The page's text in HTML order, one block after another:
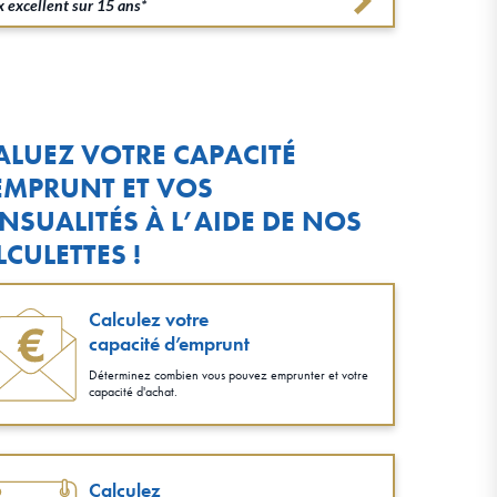
excellent sur 15 ans*
VOTRE CAPACITÉ
ET VOS
À L’AIDE DE NOS
!
Calculez votre
capacité d’emprunt
Déterminez combien vous pouvez emprunter et votre
capacité d'achat.
Calculez